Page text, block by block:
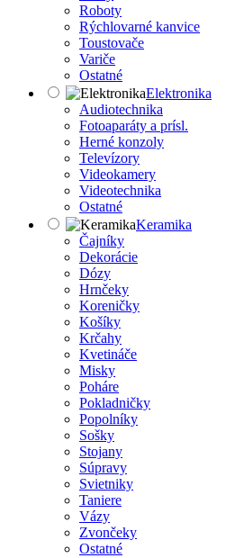
Roboty
Rýchlovarné kanvice
Toustovače
Variče
Ostatné
Elektronika
Audiotechnika
Fotoaparáty a prísl.
Herné konzoly
Televízory
Videokamery
Videotechnika
Ostatné
Keramika
Čajníky
Dekorácie
Dózy
Hrnčeky
Koreničky
Košíky
Krčahy
Kvetináče
Misky
Poháre
Pokladničky
Popolníky
Sošky
Stojany
Súpravy
Svietniky
Taniere
Vázy
Zvončeky
Ostatné